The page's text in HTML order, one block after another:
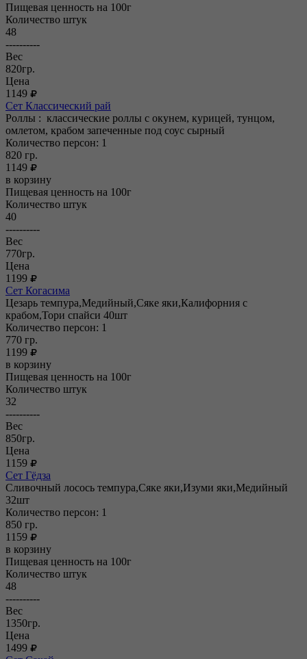
Пищевая ценность на 100г
Количество штук
48
----------
Вес
820гр.
Цена
1149
Сет Классический рай
Роллы : классические роллы с окунем, курицей, тунцом,
омлетом, крабом запеченные под соус сырный
Количество персон: 1
820 гр.
1149
в корзину
Пищевая ценность на 100г
Количество штук
40
----------
Вес
770гр.
Цена
1199
Сет Когасима
Цезарь темпура,Медийный,Сяке яки,Калифорния с
крабом,Тори спайси 40шт
Количество персон: 1
770 гр.
1199
в корзину
Пищевая ценность на 100г
Количество штук
32
----------
Вес
850гр.
Цена
1159
Сет Гёдза
Сливочный лосось темпура,Сяке яки,Изуми яки,Медийный
32шт
Количество персон: 1
850 гр.
1159
в корзину
Пищевая ценность на 100г
Количество штук
48
----------
Вес
1350гр.
Цена
1499